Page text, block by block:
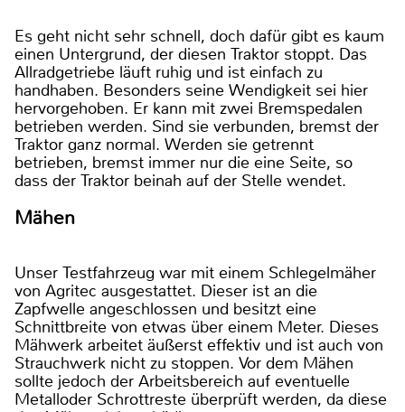
Es geht nicht sehr schnell, doch dafür gibt es kaum
einen Untergrund, der diesen Traktor stoppt. Das
Allradgetriebe läuft ruhig und ist einfach zu
handhaben. Besonders seine Wendigkeit sei hier
hervorgehoben. Er kann mit zwei Bremspedalen
betrieben werden. Sind sie verbunden, bremst der
Traktor ganz normal. Werden sie getrennt
betrieben, bremst immer nur die eine Seite, so
dass der Traktor beinah auf der Stelle wendet.
Mähen
Unser Testfahrzeug war mit einem Schlegelmäher
von Agritec ausgestattet. Dieser ist an die
Zapfwelle angeschlossen und besitzt eine
Schnittbreite von etwas über einem Meter. Dieses
Mähwerk arbeitet äußerst effektiv und ist auch von
Strauchwerk nicht zu stoppen. Vor dem Mähen
sollte jedoch der Arbeitsbereich auf eventuelle
Metalloder Schrottreste überprüft werden, da diese